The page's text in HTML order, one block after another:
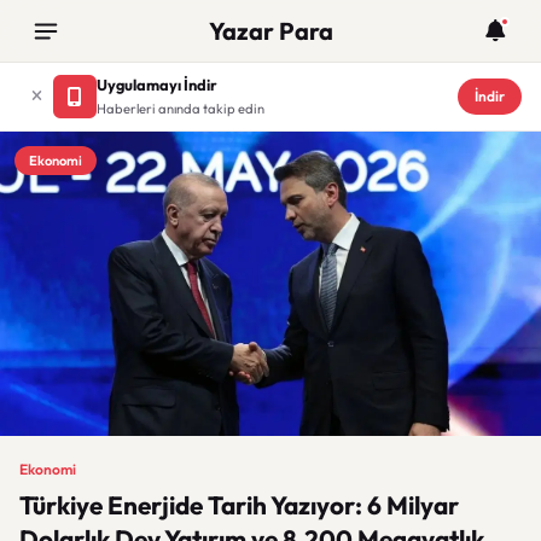
Yazar Para
Uygulamayı İndir
Haberleri anında takip edin
İndir
Ekonomi
Ekonomi
Türkiye Enerjide Tarih Yazıyor: 6 Milyar